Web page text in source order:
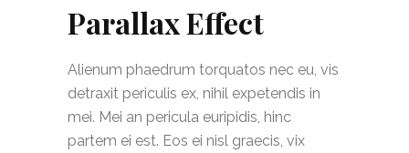
Parallax Effect
Alienum phaedrum torquatos nec eu, vis
detraxit periculis ex, nihil expetendis in
mei. Mei an pericula euripidis, hinc
partem ei est. Eos ei nisl graecis, vix